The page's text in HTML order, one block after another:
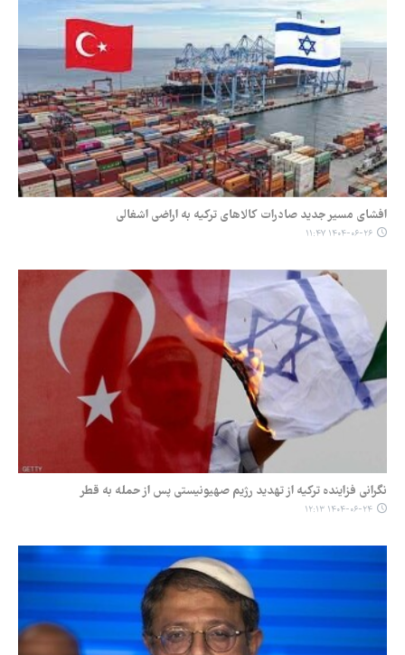
افشای مسیر جدید صادرات کالاهای ترکیه به اراضی اشغالی
۱۴۰۴-۰۶-۲۶ ۱۱:۴۷
نگرانی فزاینده ترکیه از تهدید رژیم صهیونیستی پس از حمله به قطر
۱۴۰۴-۰۶-۲۴ ۱۲:۱۳